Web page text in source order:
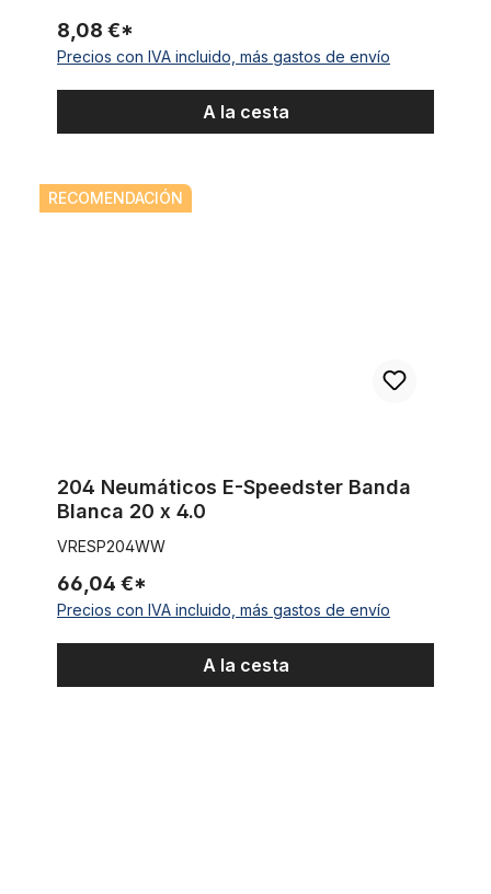
8,08 €*
Precios con IVA incluido, más gastos de envío
A la cesta
204 Neumáticos E-Speedster Banda Blanca 20 x 4.0
RECOMENDACIÓN
204 Neumáticos E-Speedster Banda
Blanca 20 x 4.0
VRESP204WW
66,04 €*
Precios con IVA incluido, más gastos de envío
A la cesta